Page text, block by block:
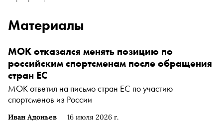
Материалы
Иван Адоньев 16 июля 2026 г.
МОК отказался менять позицию по
российским спортсменам после обращения
стран ЕС
МОК ответил на письмо стран ЕС по участию
спортсменов из России